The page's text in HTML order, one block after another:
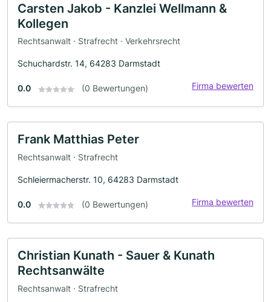
Carsten Jakob - Kanzlei Wellmann &
Kollegen
Rechtsanwalt · Strafrecht · Verkehrsrecht
Schuchardstr. 14, 64283 Darmstadt
0.0 (0 Bewertungen) Firma bewerten
Frank Matthias Peter
Rechtsanwalt · Strafrecht
Schleiermacherstr. 10, 64283 Darmstadt
0.0 (0 Bewertungen) Firma bewerten
Christian Kunath - Sauer & Kunath
Rechtsanwälte
Rechtsanwalt · Strafrecht